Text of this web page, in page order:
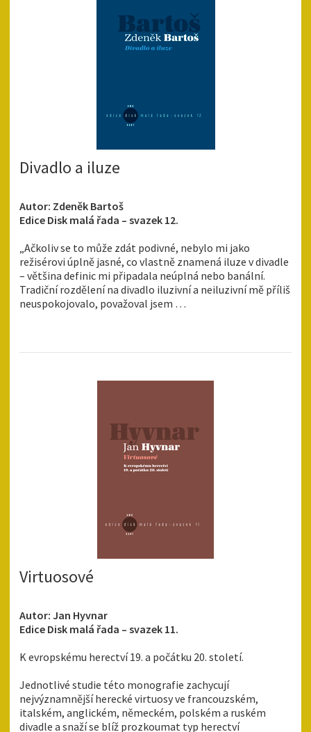
Divadlo a iluze
Autor: Zdeněk Bartoš
Edice Disk malá řada – svazek 12.
„Ačkoliv se to může zdát podivné, nebylo mi jako
režisérovi úplně jasné, co vlastně znamená iluze v divadle
– většina definic mi připadala neúplná nebo banální.
Tradiční rozdělení na divadlo iluzivní a neiluzivní mě příliš
neuspokojovalo, považoval jsem …
Virtuosové
Autor: Jan Hyvnar
Edice Disk malá řada – svazek 11.
K evropskému herectví 19. a počátku 20. století.
Jednotlivé studie této monografie zachycují
nejvýznamnější herecké virtuosy ve francouzském,
italském, anglickém, německém, polském a ruském
divadle a snaží se blíž prozkoumat typ herectví